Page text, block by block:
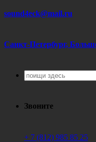
sound4eck@mail.ru
Санкт-Петербург,
Поиск
Звоните
+ 7 (812) 985 85 25